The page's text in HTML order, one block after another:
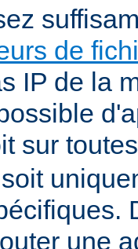
de
IP de la
sur
une